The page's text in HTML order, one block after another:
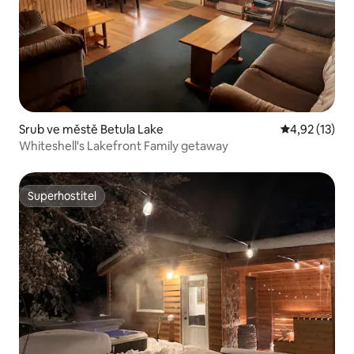
Srub ve městě Betula Lake Průměrné
4,92 (13)
Whiteshell's Lakefront Family getaway
Superhostitel
Superhostitel